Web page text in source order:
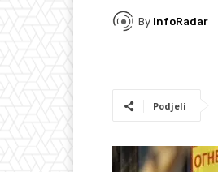
By InfoRadar
Podjeli